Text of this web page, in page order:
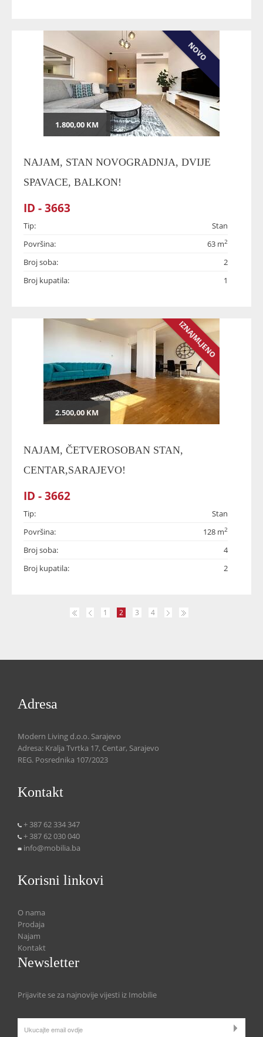
NOVO
1.800,00 KM
NAJAM, STAN NOVOGRADNJA, DVIJE
SPAVACE, BALKON!
ID - 3663
Tip:
Stan
Površina:
63 m2
Broj soba:
2
Broj kupatila:
1
IZNAJMLJENO
2.500,00 KM
NAJAM, ČETVEROSOBAN STAN,
CENTAR,SARAJEVO!
ID - 3662
Tip:
Stan
Površina:
128 m2
Broj soba:
4
Broj kupatila:
2
1 2 3 4
Adresa
Modern Living d.o.o. Sarajevo
Adresa: Kralja Tvrtka 17, Centar, Sarajevo
REG. Posrednika 107/2023
Kontakt
+ 387 62 334 347
+ 387 62 030 040
info@mobilia.ba
Korisni linkovi
O nama
Prodaja
Najam
Kontakt
Newsletter
Prijavite se za najnovije vijesti iz Imobilie